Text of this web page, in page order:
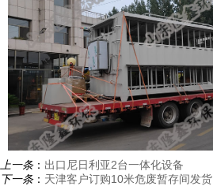
上一条： 出口尼日利亚2台一体化设备
下一条： 天津客户订购10米危废暂存间发货